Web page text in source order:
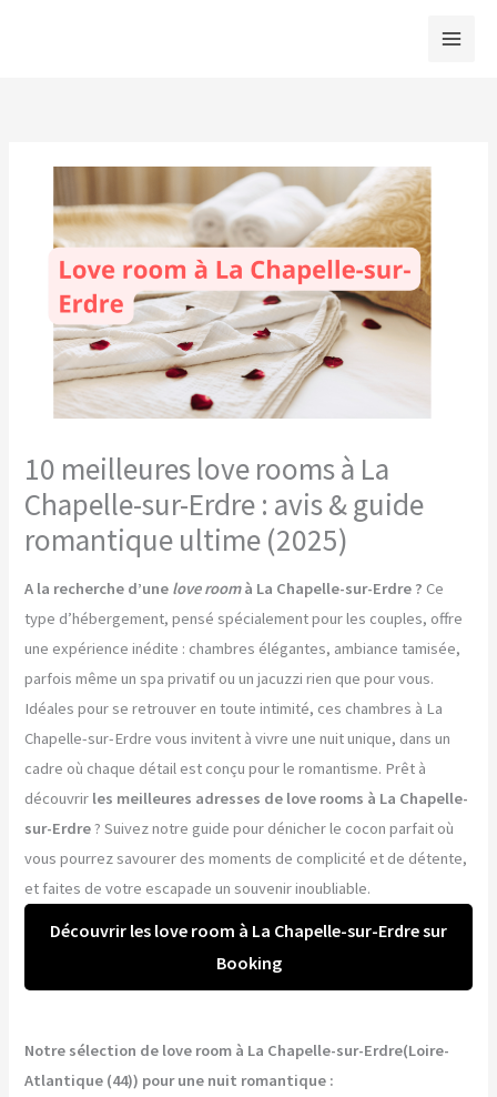
10 meilleures love rooms à La
Chapelle-sur-Erdre : avis & guide
romantique ultime (2025)
A la recherche d’une love roomà La Chapelle-sur-Erdre ? Ce
type d’hébergement, pensé spécialement pour les couples, offre
une expérience inédite : chambres élégantes, ambiance tamisée,
parfois même un spa privatif ou un jacuzzi rien que pour vous.
Idéales pour se retrouver en toute intimité, ces chambres à La
Chapelle-sur-Erdre vous invitent à vivre une nuit unique, dans un
cadre où chaque détail est conçu pour le romantisme. Prêt à
découvrir les meilleures adresses de love rooms à La Chapelle-
sur-Erdre? Suivez notre guide pour dénicher le cocon parfait où
vous pourrez savourer des moments de complicité et de détente,
et faites de votre escapade un souvenir inoubliable.
Découvrir les love room à La Chapelle-sur-Erdre sur
Booking
Notre sélection de love room à La Chapelle-sur-Erdre(Loire-
Atlantique (44)) pour une nuit romantique :